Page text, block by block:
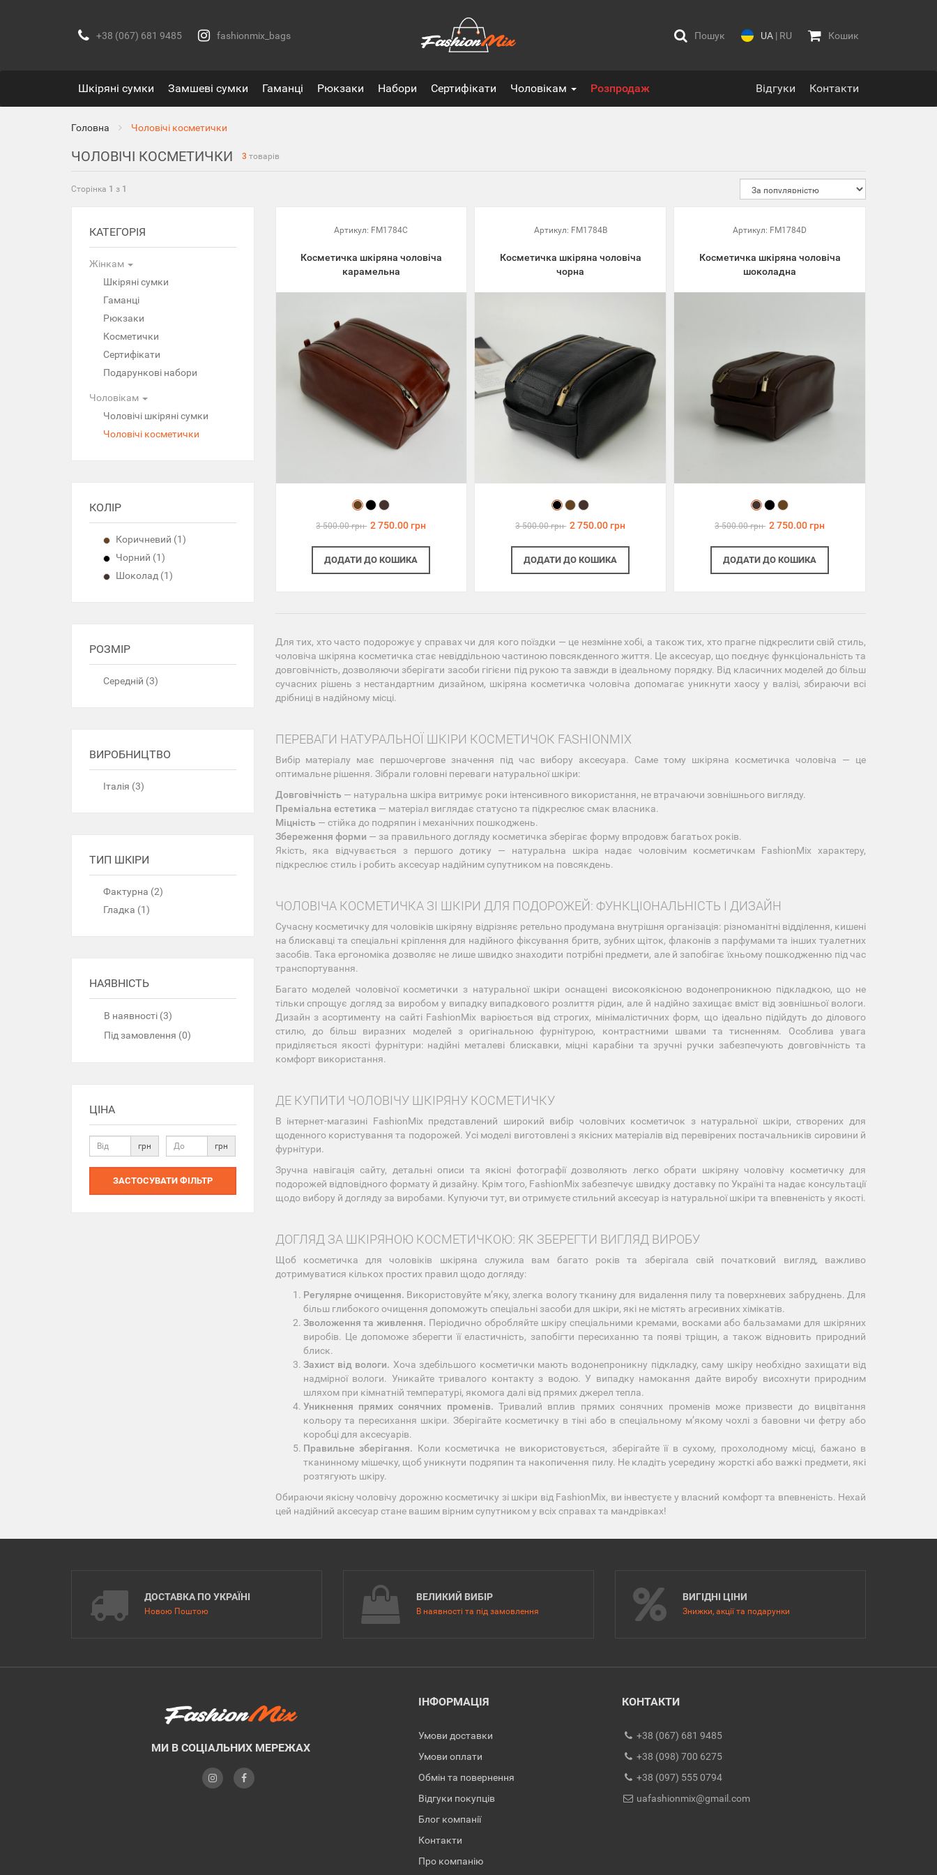
+38 (067) 681 9485 fashionmix_bags Пошук UA | RU Кошик
Шкіряні сумки Замшеві сумки Гаманці Рюкзаки Набори Сертифікати Чоловікам Розпродаж Відгуки Контакти
Головна Чоловічі косметички
ЧОЛОВІЧІ КОСМЕТИЧКИ 3 товарів
Сторінка 1 з 1
КАТЕГОРІЯ
Жінкам
Шкіряні сумки
Гаманці
Рюкзаки
Косметички
Сертифікати
Подарункові набори
Чоловікам
Чоловічі шкіряні сумки
Чоловічі косметички
КОЛІР
Коричневий (1)
Чорний (1)
Шоколад (1)
РОЗМІР
Середній (3)
ВИРОБНИЦТВО
Італія (3)
ТИП ШКІРИ
Фактурна (2)
Гладка (1)
НАЯВНІСТЬ
В наявності (3)
Під замовлення (0)
ЦІНА
грн грн
ЗАСТОСУВАТИ ФІЛЬТР
Артикул: FM1784C
Косметичка шкіряна чоловіча
карамельна
3 500.00 грн 2 750.00 грн
ДОДАТИ ДО КОШИКА
Артикул: FM1784B
Косметичка шкіряна чоловіча
чорна
3 500.00 грн 2 750.00 грн
ДОДАТИ ДО КОШИКА
Артикул: FM1784D
Косметичка шкіряна чоловіча
шоколадна
3 500.00 грн 2 750.00 грн
ДОДАТИ ДО КОШИКА
Для тих, хто часто подорожує у справах чи для кого поїздки — це незмінне хобі, а також тих, хто прагне підкреслити свій стиль,
чоловіча шкіряна косметичка стає невіддільною частиною повсякденного життя. Це аксесуар, що поєднує функціональність та
довговічність, дозволяючи зберігати засоби гігієни під рукою та завжди в ідеальному порядку. Від класичних моделей до більш
сучасних рішень з нестандартним дизайном, шкіряна косметичка чоловіча допомагає уникнути хаосу у валізі, збираючи всі
дрібниці в надійному місці.
ПЕРЕВАГИ НАТУРАЛЬНОЇ ШКІРИ КОСМЕТИЧОК FASHIONMIX
Вибір матеріалу має першочергове значення під час вибору аксесуара. Саме тому шкіряна косметичка чоловіча — це
оптимальне рішення. Зібрали головні переваги натуральної шкіри:
Довговічність — натуральна шкіра витримує роки інтенсивного використання, не втрачаючи зовнішнього вигляду.
Преміальна естетика — матеріал виглядає статусно та підкреслює смак власника.
Міцність — стійка до подряпин і механічних пошкоджень.
Збереження форми — за правильного догляду косметичка зберігає форму впродовж багатьох років.
Якість, яка відчувається з першого дотику — натуральна шкіра надає чоловічим косметичкам FashionMix характеру,
підкреслює стиль і робить аксесуар надійним супутником на повсякдень.
ЧОЛОВІЧА КОСМЕТИЧКА ЗІ ШКІРИ ДЛЯ ПОДОРОЖЕЙ: ФУНКЦІОНАЛЬНІСТЬ І ДИЗАЙН
Сучасну косметичку для чоловіків шкіряну відрізняє ретельно продумана внутрішня організація: різноманітні відділення, кишені
на блискавці та спеціальні кріплення для надійного фіксування бритв, зубних щіток, флаконів з парфумами та інших туалетних
засобів. Така ергономіка дозволяє не лише швидко знаходити потрібні предмети, але й запобігає їхньому пошкодженню під час
транспортування.
Багато моделей чоловічої косметички з натуральної шкіри оснащені високоякісною водонепроникною підкладкою, що не
тільки спрощує догляд за виробом у випадку випадкового розлиття рідин, але й надійно захищає вміст від зовнішньої вологи.
Дизайн з асортименту на сайті FashionMix варіюється від строгих, мінімалістичних форм, що ідеально підійдуть до ділового
стилю, до більш виразних моделей з оригінальною фурнітурою, контрастними швами та тисненням. Особлива увага
приділяється якості фурнітури: надійні металеві блискавки, міцні карабіни та зручні ручки забезпечують довговічність та
комфорт використання.
ДЕ КУПИТИ ЧОЛОВІЧУ ШКІРЯНУ КОСМЕТИЧКУ
В інтернет-магазині FashionMix представлений широкий вибір чоловічих косметичок з натуральної шкіри, створених для
щоденного користування та подорожей. Усі моделі виготовлені з якісних матеріалів від перевірених постачальників сировини й
фурнітури.
Зручна навігація сайту, детальні описи та якісні фотографії дозволяють легко обрати шкіряну чоловічу косметичку для
подорожей відповідного формату й дизайну. Крім того, FashionMix забезпечує швидку доставку по Україні та надає консультації
щодо вибору й догляду за виробами. Купуючи тут, ви отримуєте стильний аксесуар із натуральної шкіри та впевненість у якості.
ДОГЛЯД ЗА ШКІРЯНОЮ КОСМЕТИЧКОЮ: ЯК ЗБЕРЕГТИ ВИГЛЯД ВИРОБУ
Щоб косметичка для чоловіків шкіряна служила вам багато років та зберігала свій початковий вигляд, важливо
дотримуватися кількох простих правил щодо догляду:
Регулярне очищення. Використовуйте мʼяку, злегка вологу тканину для видалення пилу та поверхневих забруднень. Для
більш глибокого очищення допоможуть спеціальні засоби для шкіри, які не містять агресивних хімікатів.
Зволоження та живлення. Періодично обробляйте шкіру спеціальними кремами, восками або бальзамами для шкіряних
виробів. Це допоможе зберегти її еластичність, запобігти пересиханню та появі тріщин, а також відновить природний
блиск.
Захист від вологи. Хоча здебільшого косметички мають водонепроникну підкладку, саму шкіру необхідно захищати від
надмірної вологи. Уникайте тривалого контакту з водою. У випадку намокання дайте виробу висохнути природним
шляхом при кімнатній температурі, якомога далі від прямих джерел тепла.
Уникнення прямих сонячних променів. Тривалий вплив прямих сонячних променів може призвести до вицвітання
кольору та пересихання шкіри. Зберігайте косметичку в тіні або в спеціальному м’якому чохлі з бавовни чи фетру або
коробці для аксесуарів.
Правильне зберігання. Коли косметичка не використовується, зберігайте її в сухому, прохолодному місці, бажано в
тканинному мішечку, щоб уникнути подряпин та накопичення пилу. Не кладіть усередину жорсткі або важкі предмети, які
розтягують шкіру.
Обираючи якісну чоловічу дорожню косметичку зі шкіри від FashionMix, ви інвестуєте у власний комфорт та впевненість. Нехай
цей надійний аксесуар стане вашим вірним супутником у всіх справах та мандрівках!
ДОСТАВКА ПО УКРАЇНІ
Новою Поштою
ВЕЛИКИЙ ВИБІР
В наявності та під замовлення
ВИГІДНІ ЦІНИ
Знижки, акції та подарунки
МИ В СОЦІАЛЬНИХ МЕРЕЖАХ
ІНФОРМАЦІЯ
Умови доставки
Умови оплати
Обмін та повернення
Відгуки покупців
Блог компанії
Контакти
Про компанію
КОНТАКТИ
+38 (067) 681 9485
+38 (098) 700 6275
+38 (097) 555 0794
uafashionmix@gmail.com